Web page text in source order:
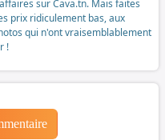
sur Cava.tn. Mais faites
prix ridiculement bas, aux
qui n'ont vraisemblablement
!